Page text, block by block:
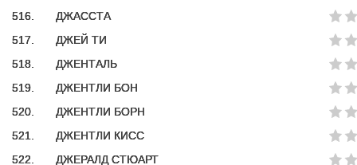
516.
ДЖАССТА
517.
ДЖЕЙ ТИ
518.
ДЖЕНТАЛЬ
519.
ДЖЕНТЛИ БОН
520.
ДЖЕНТЛИ БОРН
521.
ДЖЕНТЛИ КИСС
522.
ДЖЕРАЛД СТЮАРТ